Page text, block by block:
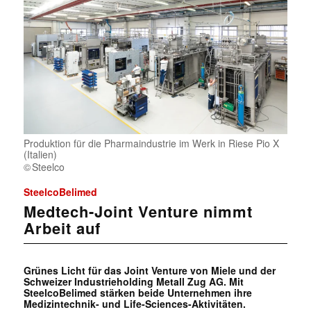
Produktion für die Pharmaindustrie im Werk in Riese Pio X
(Italien)
Steelco
SteelcoBelimed
Medtech-Joint Venture nimmt
Arbeit auf
Grünes Licht für das Joint Venture von Miele und der
Schweizer Industrieholding Metall Zug AG. Mit
SteelcoBelimed stärken beide Unternehmen ihre
Medizintechnik- und Life-Sciences-Aktivitäten.